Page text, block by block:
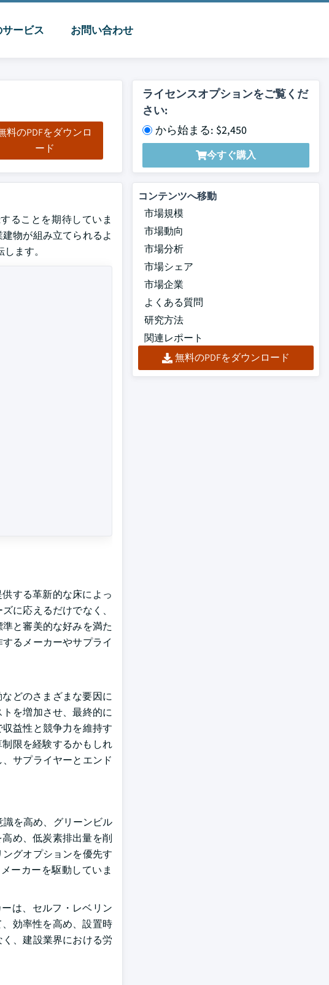
ービス お問い合わせ
料のPDFをダウンロ
ード
ライセンスオプションをご覧くだ
さい:
から始まる: $2,450
今すぐ購入
ることを期待していま
物が組み立てられるよ
ます。
する革新的な床によっ
に応えるだけでなく、
と審美的な好みを満た
るメーカーやサプライ
どのさまざまな要因に
を増加させ、最終的に
益性と競争力を維持す
限を経験するかもしれ
サプライヤーとエンド
を高め、グリーンビル
め、低炭素排出量を削
グオプションを優先す
ーカーを駆動していま
は、セルフ・レベリン
効率性を高め、設置時
、建設業界における労
コンテンツへ移動
市場規模
市場動向
市場分析
市場シェア
市場企業
よくある質問
研究方法
関連レポート
無料のPDFをダウンロード